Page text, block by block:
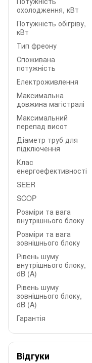
охолодження, кВт
Потужність обігріву,
кВт
Тип фреону
Споживана
потужність
Електроживлення
Максимальна
довжина магістралі
Максимальний
перепад висот
Діаметр труб для
підключення
Клас
енергоефективності
SEER
SCOP
Розміри та вага
внутрішнього блоку
Розміри та вага
зовнішнього блоку
Рівень шуму
внутрішнього блоку,
dB (A)
Рівень шуму
зовнішнього блоку,
dB (A)
Гарантія
Відгуки